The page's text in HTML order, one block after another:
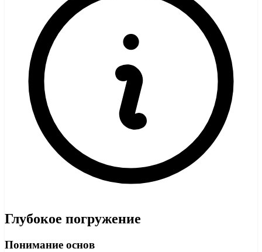
Глубокое погружение
Понимание основ